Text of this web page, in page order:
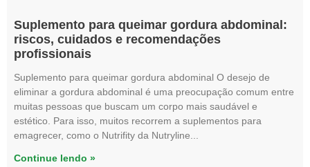
Suplemento para queimar gordura abdominal:
riscos, cuidados e recomendações
profissionais
Suplemento para queimar gordura abdominal O desejo de
eliminar a gordura abdominal é uma preocupação comum entre
muitas pessoas que buscam um corpo mais saudável e
estético. Para isso, muitos recorrem a suplementos para
emagrecer, como o Nutrifity da Nutryline
Continue lendo »